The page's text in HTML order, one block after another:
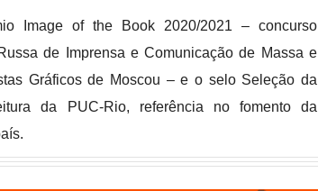
Image of the Book 2020/2021 – concurso
de Imprensa e Comunicação de Massa e
Gráficos de Moscou – e o selo Seleção da
da PUC-Rio, referência no fomento da